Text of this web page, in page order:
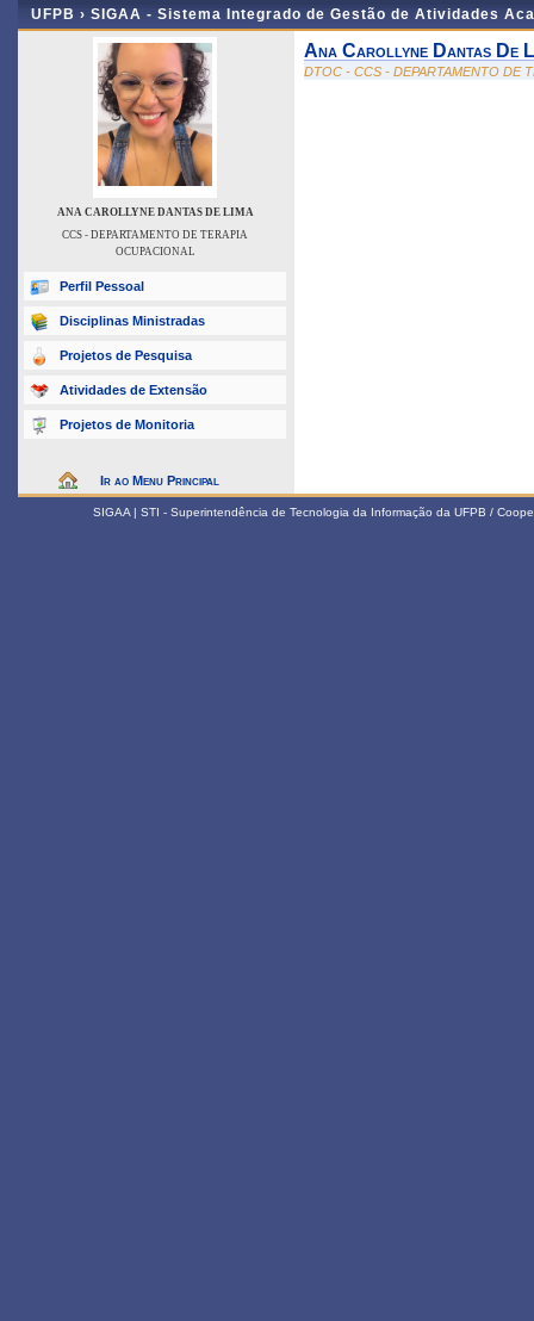
UFPB › SIGAA - Sistema Integrado de Gestão de Atividades
ANA CAROLLYNE DANTAS DE LIMA
CCS - DEPARTAMENTO DE TERAPIA
OCUPACIONAL
Perfil Pessoal
Disciplinas Ministradas
Projetos de Pesquisa
Atividades de Extensão
Projetos de Monitoria
Ir ao Menu Principal
Ana Carollyne Dantas De
DTOC - CCS - DEPARTAMENTO DE
SIGAA | STI - Superintendência de Tecnologia da Informação da UFPB /